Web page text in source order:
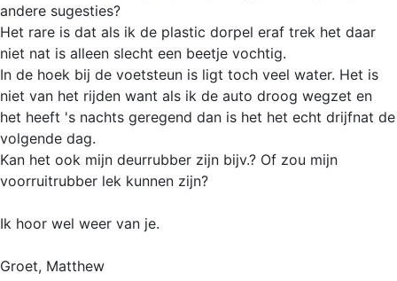
andere sugesties?
Het rare is dat als ik de plastic dorpel eraf trek het daar
niet nat is alleen slecht een beetje vochtig.
In de hoek bij de voetsteun is ligt toch veel water. Het is
niet van het rijden want als ik de auto droog wegzet en
het heeft 's nachts geregend dan is het het echt drijfnat de
volgende dag.
Kan het ook mijn deurrubber zijn bijv.? Of zou mijn
voorruitrubber lek kunnen zijn?
Ik hoor wel weer van je.
Groet, Matthew